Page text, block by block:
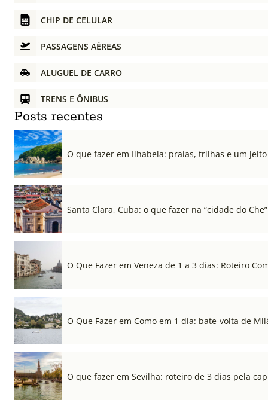
CHIP DE CELULAR
PASSAGENS AÉREAS
ALUGUEL DE CARRO
TRENS E ÔNIBUS
Posts recentes
O que fazer em Ilhabela: praias, trilhas e um
Santa Clara, Cuba: o que fazer na “cidade do Che”
O Que Fazer em Veneza de 1 a 3 dias: Roteiro
O Que Fazer em Como em 1 dia: bate-volta de
O que fazer em Sevilha: roteiro de 3 dias pela